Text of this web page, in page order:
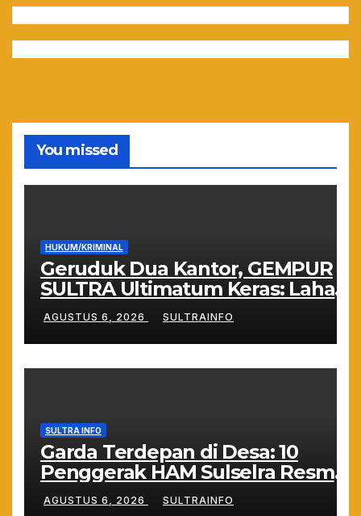
You missed
HUKUM/KRIMINAL
Geruduk Dua Kantor, GEMPUR
SULTRA Ultimatum Keras: Lahan
Puuwatu Siap Diduduki Jika Tak
Ada Kepastian Hukum
AGUSTUS 6, 2026 SULTRAINFO
SULTRA INFO
Garda Terdepan di Desa: 10
Penggerak HAM Sulselra Resmi
Bertugas Mengawal Asta Cita
AGUSTUS 6, 2026 SULTRAINFO